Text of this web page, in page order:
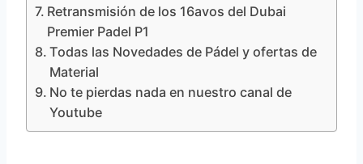
Retransmisión de los 16avos del Dubai
Premier Padel P1
Todas las Novedades de Pádel y ofertas de
Material
No te pierdas nada en nuestro canal de
Youtube